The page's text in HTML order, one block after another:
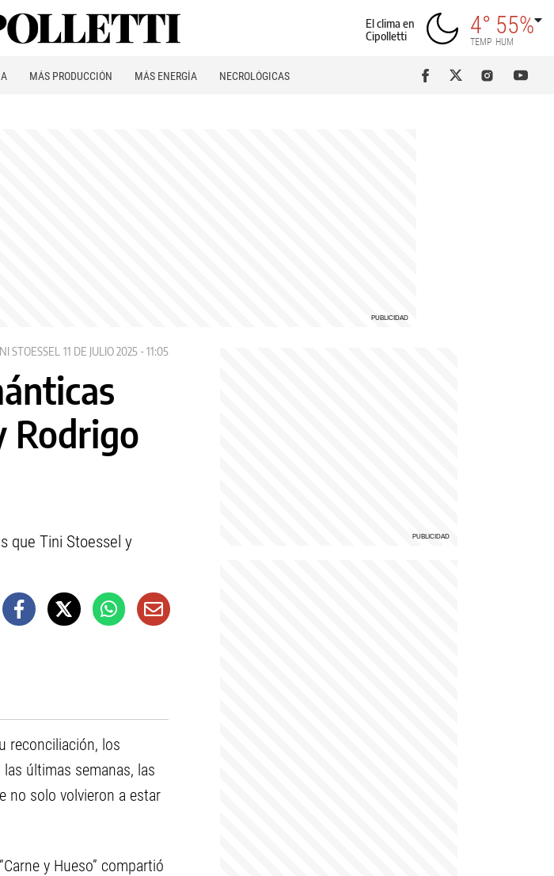
El clima en
Cipolletti
4°
TEMP
55%
HUM
MÁS PRODUCCIÓN MÁS ENERGÍA NECROLÓGICAS
STOESSEL 11 DE JULIO 2025 - 11:05
Rodrigo
que Tini Stoessel y
reconciliación, los
últimas semanas, las
no solo volvieron a estar
y Hueso” compartió